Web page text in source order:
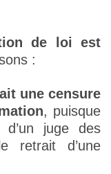
de loi est
:
une censure
, puisque
juge des
retrait d’une